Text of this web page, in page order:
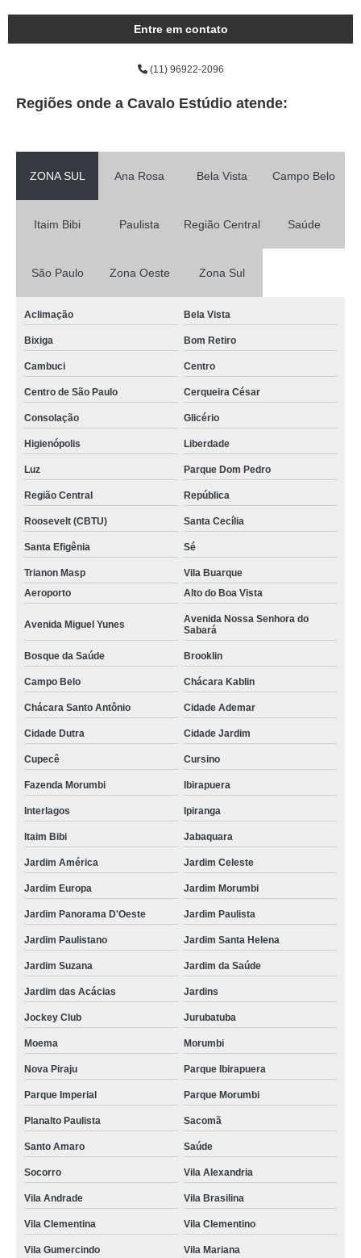
Entre em contato
(11) 96922-2096
Regiões onde a Cavalo Estúdio atende:
ZONA SUL Ana Rosa Bela Vista Campo Belo
Itaim Bibi Paulista Região Central Saúde
São Paulo Zona Oeste Zona Sul
Aclimação Bela Vista
Bixiga Bom Retiro
Cambuci Centro
Centro de São Paulo Cerqueira César
Consolação Glicério
Higienópolis Liberdade
Luz Parque Dom Pedro
Região Central República
Roosevelt (CBTU) Santa Cecília
Santa Efigênia Sé
Trianon Masp
Vila Buarque
Aeroporto
Alto do Boa Vista
Avenida Miguel Yunes
Avenida Nossa Senhora do
Sabará
Bosque da Saúde Brooklin
Campo Belo Chácara Kablin
Chácara Santo Antônio Cidade Ademar
Cidade Dutra Cidade Jardim
Cupecê Cursino
Fazenda Morumbi Ibirapuera
Interlagos Ipiranga
Itaim Bibi Jabaquara
Jardim América Jardim Celeste
Jardim Europa Jardim Morumbi
Jardim Panorama D'Oeste Jardim Paulista
Jardim Paulistano Jardim Santa Helena
Jardim Suzana Jardim da Saúde
Jardim das Acácias Jardins
Jockey Club Jurubatuba
Moema Morumbi
Nova Piraju Parque Ibirapuera
Parque Imperial Parque Morumbi
Planalto Paulista Sacomã
Santo Amaro Saúde
Socorro Vila Alexandria
Vila Andrade Vila Brasilina
Vila Clementina Vila Clementino
Vila Gumercindo Vila Mariana